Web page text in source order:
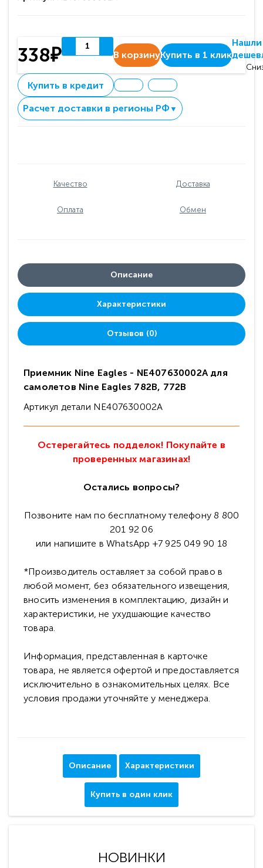
338₽ В корзинуКупить в 1 клик
Нашли
Купить в кредит
Расчет доставки в регионы РФ ▼
Качество Доставка
Оплата Обмен
Описание
Характеристики
Отзывов (0)
Приемник Nine Eagles - NE407630002A для
самолетов Nine Eagles 782B, 772B
Артикул детали NE407630002A
Остерегайтесь подделок! Покупайте в
проверенных магазинах!
Остались вопросы?
Позвоните нам по бесплатному телефону 8 800
201 92 06
или напишите в WhatsApp +7 925 049 90 18
*Производитель оставляет за собой право в
любой момент, без обязательного извещения,
вносить изменения в комплектацию, дизайн и
характеристики, не ухудшающие качество
товара.
Информация, представленная в карточке
товара, не является офертой и предоставляется
исключительно в ознакомительных целях. Все
условия продажи уточняйте у менеджера.
Описание Характеристики
Купить в один клик
НОВИНКИ